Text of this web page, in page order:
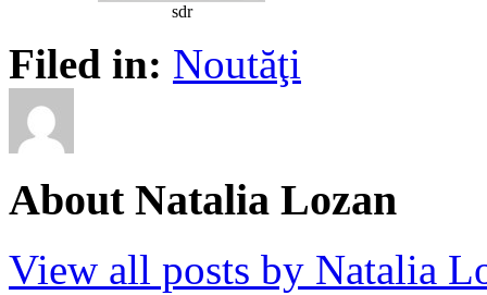
sdr
Filed in: Noutăţi
About Natalia Lozan
View all posts by Natalia